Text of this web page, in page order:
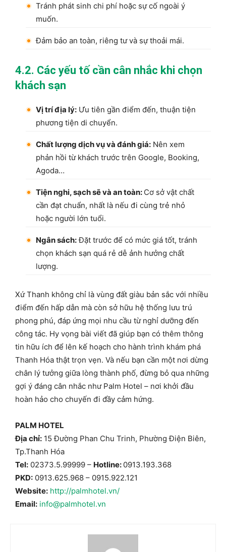
Tránh phát sinh chi phí hoặc sự cố ngoài ý
muốn.
Đảm bảo an toàn, riêng tư và sự thoải mái.
4.2. Các yếu tố cần cân nhắc khi chọn
khách sạn
Vị trí địa lý: Ưu tiên gần điểm đến, thuận tiện
phương tiện di chuyển.
Chất lượng dịch vụ và đánh giá: Nên xem
phản hồi từ khách trước trên Google, Booking,
Agoda…
Tiện nghi, sạch sẽ và an toàn: Cơ sở vật chất
cần đạt chuẩn, nhất là nếu đi cùng trẻ nhỏ
hoặc người lớn tuổi.
Ngân sách:Đặt trước để có mức giá tốt, tránh
chọn khách sạn quá rẻ dễ ảnh hưởng chất
lượng.
Xứ Thanh không chỉ là vùng đất giàu bản sắc với nhiều
điểm đến hấp dẫn mà còn sở hữu hệ thống lưu trú
phong phú, đáp ứng mọi nhu cầu từ nghỉ dưỡng đến
công tác. Hy vọng bài viết đã giúp bạn có thêm thông
tin hữu ích để lên kế hoạch cho hành trình khám phá
Thanh Hóa thật trọn vẹn. Và nếu bạn cần một nơi dừng
chân lý tưởng giữa lòng thành phố, đừng bỏ qua những
gợi ý đáng cân nhắc như Palm Hotel – nơi khởi đầu
hoàn hảo cho chuyến đi đầy cảm hứng.
PALM HOTEL
Địa chỉ: 15 Đường Phan Chu Trinh, Phường Điện Biên,
Tp.Thanh Hóa
Tel: 02373.5.99999 – Hotline: 0913.193.368
PKD: 0913.625.968 – 0915.922.121
Website: http://palmhotel.vn/
Email: info@palmhotel.vn